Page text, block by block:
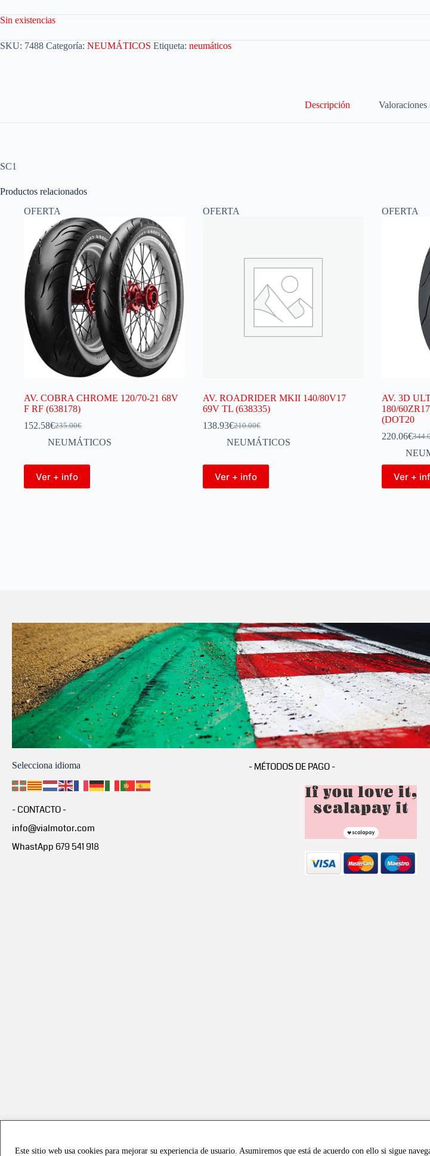
Este sitio web usa cookies para mejorar su experiencia de usuario. Asumiremos que está de acuerdo con ello si sigue
Sin existencias
SKU: 7488 Categoría: NEUMÁTICOS Etiqueta: neumáticos
Descripción Valoraciones
SC1
Productos relacionados
OFERTA
AV. COBRA CHROME 120/70-21 68V
F RF (638178)
235.00€
152.58€
NEUMÁTICOS
Ver + info
OFERTA
AV. ROADRIDER MKII 140/80V17
69V TL (638335)
210.00€
138.93€
NEUMÁTICOS
Ver + info
OFERTA
AV. 3D
180/
(DOT20
220.06€
Ver +
Selecciona idioma
- CONTACTO -
info@vialmotor.com
WhastApp 679 541 918
- MÉTODOS DE PAGO -